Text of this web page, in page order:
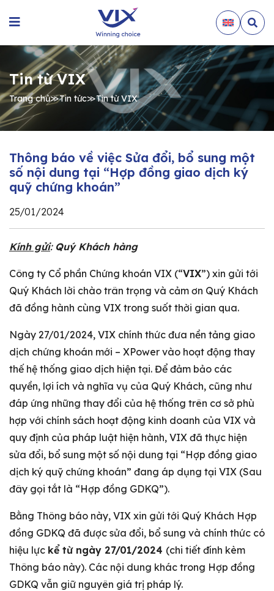
Tin từ VIX
Trang chủ≫Tin tức≫Tin từ VIX
Thông báo về việc Sửa đổi, bổ sung một
số nội dung tại “Hợp đồng giao dịch ký
quỹ chứng khoán”
25/01/2024
Kính gửi: Quý Khách hàng
Công ty Cổ phần Chứng khoán VIX (“VIX”) xin gửi tới
Quý Khách lời chào trân trọng và cảm ơn Quý Khách
đã đồng hành cùng VIX trong suốt thời gian qua.
Ngày 27/01/2024, VIX chính thức đưa nền tảng giao
dịch chứng khoán mới – XPower vào hoạt động thay
thế hệ thống giao dịch hiện tại. Để đảm bảo các
quyền, lợi ích và nghĩa vụ của Quý Khách, cũng như
đáp ứng những thay đổi của hệ thống trên cơ sở phù
hợp với chính sách hoạt động kinh doanh của VIX và
quy định của pháp luật hiện hành, VIX đã thực hiện
sửa đổi, bổ sung một số nội dung tại “Hợp đồng giao
dịch ký quỹ chứng khoán” đang áp dụng tại VIX (Sau
đây gọi tắt là “Hợp đồng GDKQ”).
Bằng Thông báo này, VIX xin gửi tới Quý Khách Hợp
đồng GDKQ đã được sửa đổi, bổ sung và chính thức có
hiệu lực kể từ ngày 27/01/2024 (chi tiết đính kèm
Thông báo này). Các nội dung khác trong Hợp đồng
GDKQ vẫn giữ nguyên giá trị pháp lý.